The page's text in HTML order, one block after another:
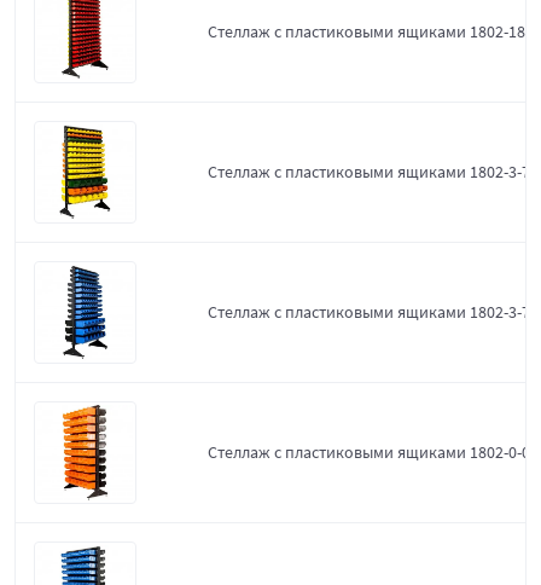
Стеллаж с пластиковыми ящиками 1802-18-
Стеллаж с пластиковыми ящиками 1802-3-7-
Стеллаж с пластиковыми ящиками 1802-3-7-
Стеллаж с пластиковыми ящиками 1802-0-0-